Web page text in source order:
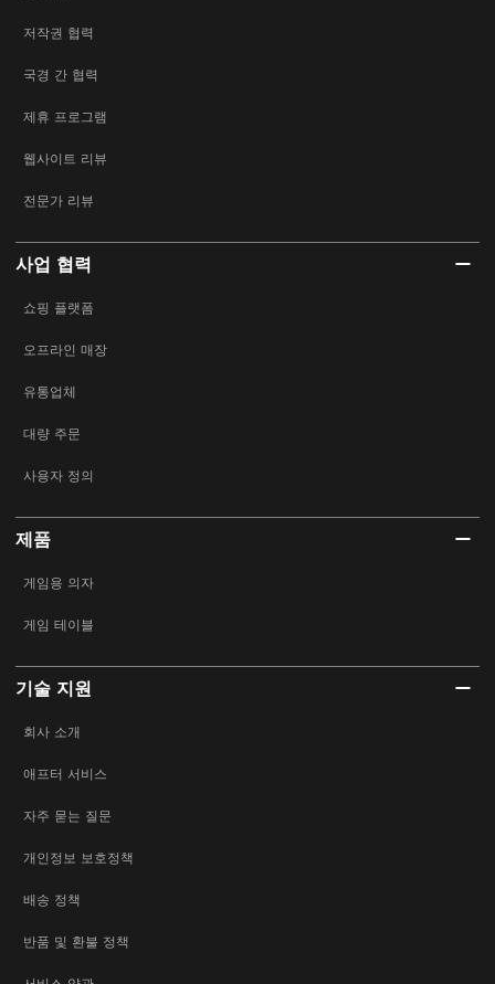
저작권 협력
국경 간 협력
제휴 프로그램
웹사이트 리뷰
전문가 리뷰
사업 협력
쇼핑 플랫폼
오프라인 매장
유통업체
대량 주문
사용자 정의
제품
게임용 의자
게임 테이블
기술 지원
회사 소개
애프터 서비스
자주 묻는 질문
개인정보 보호정책
배송 정책
반품 및 환불 정책